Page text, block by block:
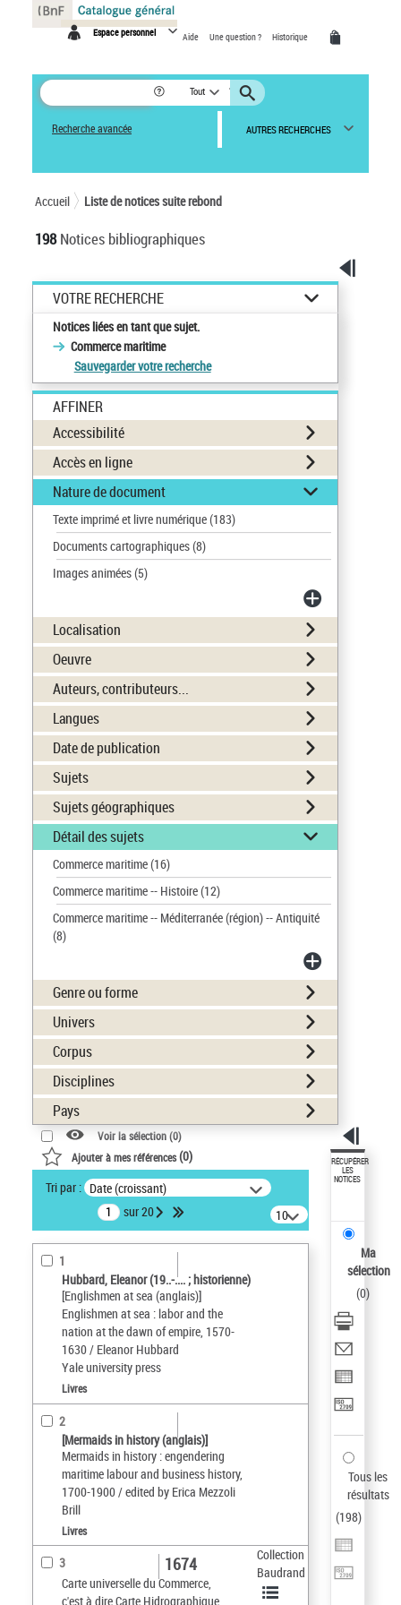
Espace personnel Aide Une question ? Historique
Tout
Recherche avancée AUTRES RECHERCHES
Accueil Liste de notices suite rebond
198Notices bibliographiques
VOTRE RECHERCHE
Notices liées en tant que sujet.
Commerce maritime
Sauvegarder votre recherche
AFFINER
Accessibilité
Accès en ligne
Nature de document
Texte imprimé et livre numérique(183)
Documents cartographiques(8)
Images animées(5)
Localisation
Oeuvre
Auteurs, contributeurs...
Langues
Date de publication
Sujets
Sujets géographiques
Détail des sujets
Commerce maritime(16)
Commerce maritime -- Histoire(12)
Commerce maritime -- Méditerranée (région) -- Antiquité
(8)
Genre ou forme
Univers
Corpus
Disciplines
Pays
Voir la sélection (0)
Ajouter à mes références(0)
Tri par : Date (croissant)
sur 20
10
résultats/page
1
Hubbard, Eleanor (19..-.... ; historienne)
[Englishmen at sea (anglais)]
Englishmen at sea : labor and the
nation at the dawn of empire, 1570-
1630 / Eleanor Hubbard
Yale university press
Livres
2
[Mermaids in history (anglais)]
Mermaids in history : engendering
maritime labour and business history,
1700-1900 / edited by Erica Mezzoli
Brill
Livres
3
Carte universelle du Commerce,
c'est à dire Carte Hidrographique
1674
Collection
Baudrand
RÉCUPÉRER
LES
NOTICES
Ma
sélection
(0)
Tous les
résultats
(198)
Panneau de gestion des cookies